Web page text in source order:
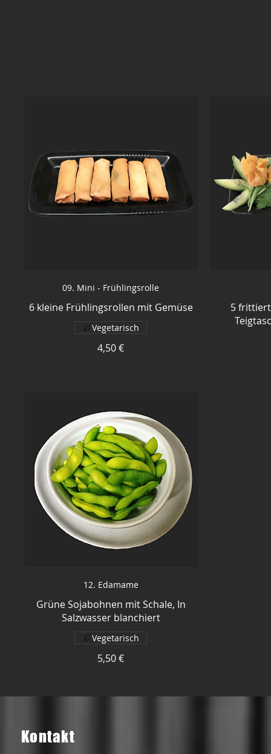
09. Mini - Frühlingsrolle
6 kleine Frühlingsrollen mit Gemüse
4,50 €
Vegetarisch
5
12. Edamame
Grüne Sojabohnen mit Schale, In
Salzwasser blanchiert
5,50 €
Vegetarisch
​Kontakt